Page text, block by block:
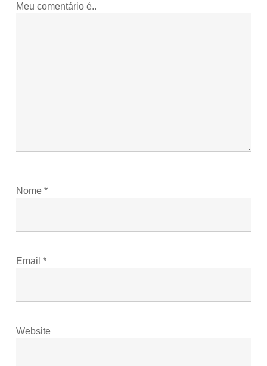
Meu comentário é..
Nome *
Email *
Website